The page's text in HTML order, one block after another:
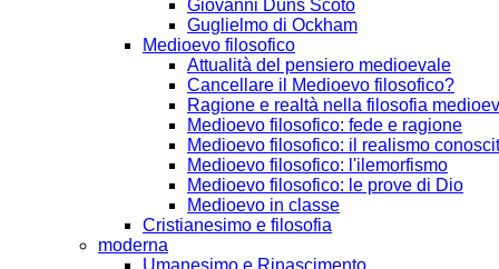
Giovanni Duns Scoto
Guglielmo di Ockham
Medioevo filosofico
Attualità del pensiero medioevale
Cancellare il Medioevo filosofico?
Ragione e realtà nella filosofia
Medioevo filosofico: fede e ragione
Medioevo filosofico: il realismo
Medioevo filosofico: l'ilemorfismo
Medioevo filosofico: le prove di Dio
Medioevo in classe
Cristianesimo e filosofia
moderna
Umanesimo e Rinascimento